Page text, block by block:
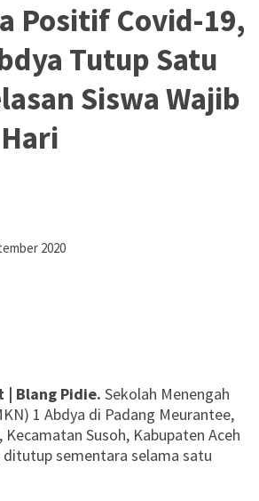
Positif Covid-19,
Tutup Satu
Siswa Wajib
2020
| Blang Pidie. Sekolah Menengah
1 Abdya di Padang Meurantee,
Kecamatan Susoh, Kabupaten Aceh
ditutup sementara selama satu